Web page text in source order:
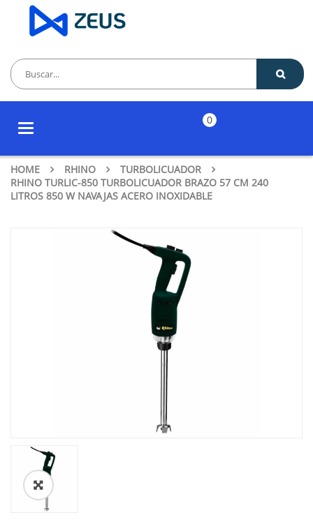
Toggle
0
HOME RHINO
TURBOLICUADOR
RHINO TURLIC-850 TURBOLICUADOR BRAZO 57 CM 240
LITROS 850 W NAVAJAS ACERO INOXIDABLE
🔍